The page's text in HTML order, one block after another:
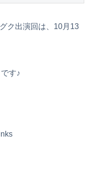
ク出演回は、10月13
す♪